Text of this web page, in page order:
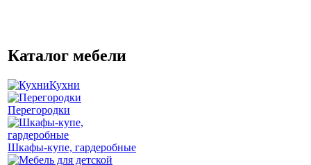
Каталог мебели
Кухни
Перегородки
Шкафы-купе, гардеробные